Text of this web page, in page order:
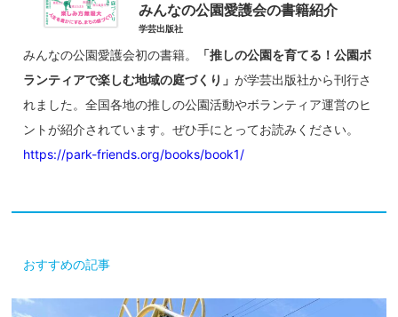
みんなの公園愛護会の書籍紹介
学芸出版社
みんなの公園愛護会初の書籍。
「推しの公園を育てる！公園ボ
ランティアで楽しむ地域の庭づくり」 が学芸出版社から刊行さ
れました。全国各地の推しの公園活動やボランティア運営のヒ
ントが紹介されています。ぜひ手にとってお読みください。
https://park-friends.org/books/book1/
おすすめの記事